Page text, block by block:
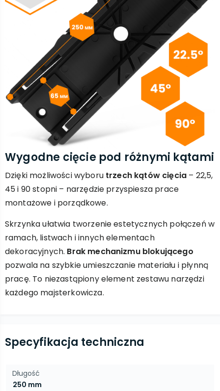
Wygodne cięcie pod różnymi kątami
Dzięki możliwości wyboru trzech kątów cięcia – 22,5,
45 i 90 stopni – narzędzie przyspiesza prace
montażowe i porządkowe.
Skrzynka ułatwia tworzenie estetycznych połączeń w
ramach, listwach i innych elementach
dekoracyjnych. Brak mechanizmu blokującego
pozwala na szybkie umieszczanie materiału i płynną
pracę. To niezastąpiony element zestawu narzędzi
każdego majsterkowicza.
Specyfikacja techniczna
Długość
250 mm